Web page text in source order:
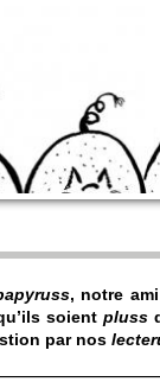
, notre
so­ient pluss
par nos